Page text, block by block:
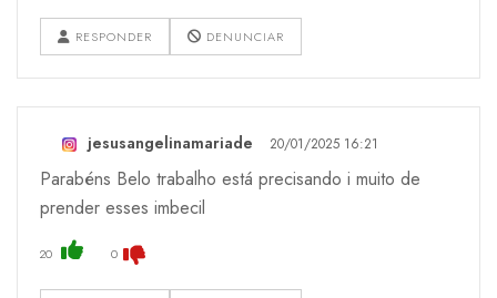
RESPONDER DENUNCIAR
jesusangelinamariade 20/01/2025 16:21
Parabéns Belo trabalho está precisando i muito de
prender esses imbecil
20 0